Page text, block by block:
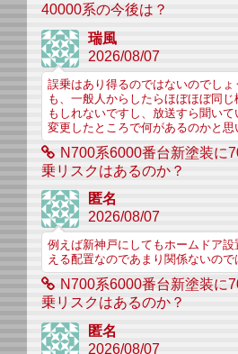
40000系の今後は？
瑞風
2026/08/07
誤乗はあり得るのではないのでし
も、一般人からしたらほぼほぼ同
もしれないですし、放送すら聞いて
変更したところで何があるのかと思
N700系6000番台新塗装に
乗リスクはあるのか？
匿名
2026/08/07
例えば新神戸にしてもホームドア
える配置なのであまり関係ないので
N700系6000番台新塗装に
乗リスクはあるのか？
匿名
2026/08/07